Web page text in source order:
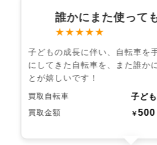
誰かにまた使って
★★★★★
子どもの成長に伴い、自転車を
にしてきた自転車を、また誰か
とが嬉しいです！
買取自転車 子ど
買取金額 ￥500